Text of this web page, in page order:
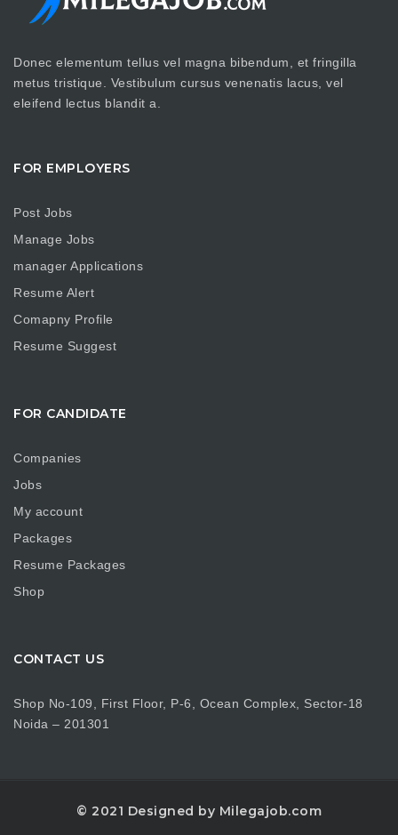
Donec elementum tellus vel magna bibendum, et fringilla
metus tristique. Vestibulum cursus venenatis lacus, vel
eleifend lectus blandit a.
FOR EMPLOYERS
Post Jobs
Manage Jobs
manager Applications
Resume Alert
Comapny Profile
Resume Suggest
FOR CANDIDATE
Companies
Jobs
My account
Packages
Resume Packages
Shop
CONTACT US
Shop No-109, First Floor, P-6, Ocean Complex, Sector-18
Noida – 201301
© 2021 Designed by Milegajob.com